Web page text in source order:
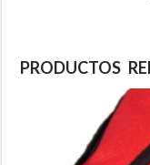
PRODUCTOS